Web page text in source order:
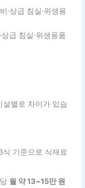
급 침실·위생용품
설별로 차이가 있습
기준으로 식재료
월 약 13~15만 원